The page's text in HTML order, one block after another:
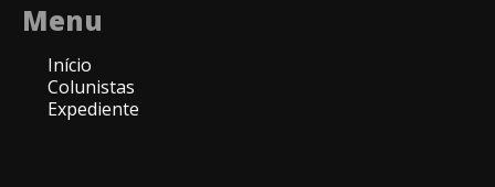
Menu
Início
Colunistas
Expediente